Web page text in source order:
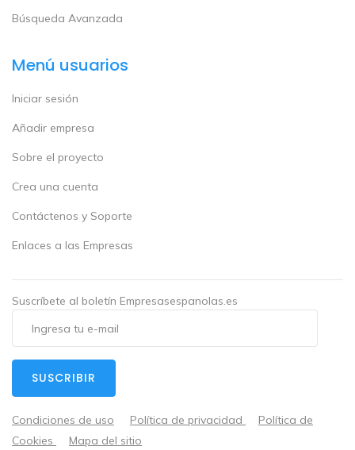
Búsqueda Avanzada
Menú usuarios
Iniciar sesión
Añadir empresa
Sobre el proyecto
Crea una cuenta
Contáctenos y Soporte
Enlaces a las Empresas
Suscríbete al boletín Empresasespanolas.es
Condiciones de uso Política de privacidad
Política de
Cookies
Mapa del sitio
SUSCRIBIR